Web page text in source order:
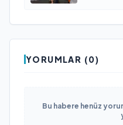
YORUMLAR (0)
Bu habere henüz